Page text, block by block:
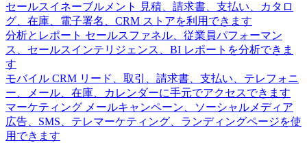
セールスイネーブルメント
見積、請求書、支払い、カタロ
グ、在庫、電子署名、CRM ストアを利用できます
分析とレポート セールスファネル、従業員パフォーマン
ス、セールスインテリジェンス、BI レポートを分析できま
す
モバイル CRM リード、取引、請求書、支払い、テレフォニ
ー、メール、在庫、カレンダーに手元でアクセスできます
マーケティング メールキャンペーン、ソーシャルメディア
広告、SMS、テレマーケティング、ランディングページを使
用できます